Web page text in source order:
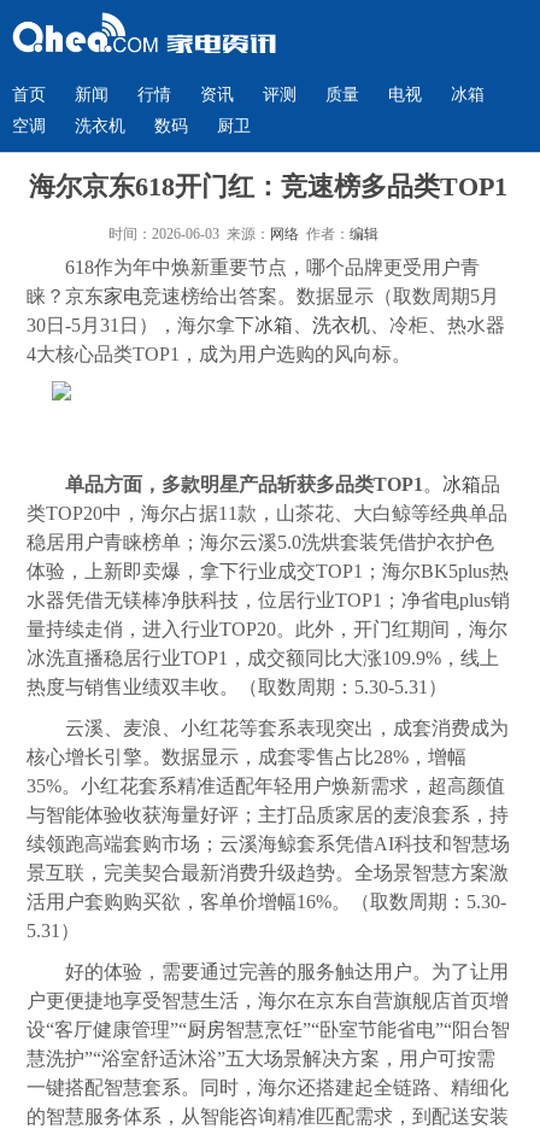
首页 新闻 行情 资讯 评测 质量 电视
冰箱
空调
洗衣机 数码 厨卫
海尔京东618开门红：竞速榜多品类TOP1
时间：2026-06-03 来源： 网络作者： 编辑
618作为年中焕新重要节点，哪个品牌更受用户青
睐？京东家电竞速榜给出答案。数据显示（取数周期5月
30日-5月31日），海尔拿下冰箱 、洗衣机 、冷柜、热水器
4大核心品类TOP1，成为用户选购的风向标。
单品方面，多款明星产品斩获多品类TOP1 。 冰箱品
类TOP20中，海尔占据11款，山茶花、大白鲸等经典单品
稳居用户青睐榜单；海尔云溪5.0洗烘套装凭借护衣护色
体验，上新即卖爆，拿下行业成交TOP1；海尔BK5plus热
水器凭借无镁棒净肤科技，位居行业TOP1；净省电plus销
量持续走俏，进入行业TOP20。此外，开门红期间，海尔
冰洗直播稳居行业TOP1，成交额同比大涨109.9%，线上
热度与销售业绩双丰收。（取数周期：5.30-5.31）
云溪、麦浪、小红花等套系表现突出，成套消费成为
核心增长引擎。数据显示，成套零售占比28%，增幅
35%。小红花套系精准适配年轻用户焕新需求，超高颜值
与智能体验收获海量好评；主打品质家居的麦浪套系，持
续领跑高端套购市场；云溪海鲸套系凭借AI科技和智慧场
景互联，完美契合最新消费升级趋势。全场景智慧方案激
活用户套购购买欲，客单价增幅16%。（取数周期：5.30-
5.31）
好的体验，需要通过完善的服务触达用户。为了让用
户更便捷地享受智慧生活，海尔在京东自营旗舰店首页增
设“客厅健康管理”“厨房智慧烹饪”“卧室节能省电”“阳台智
慧洗护”“浴室舒适沐浴”五大场景解决方案，用户可按需
一键搭配智慧套系。同时，海尔还搭建起全链路、精细化
的智慧服务体系，从智能咨询精准匹配需求，到配送安装